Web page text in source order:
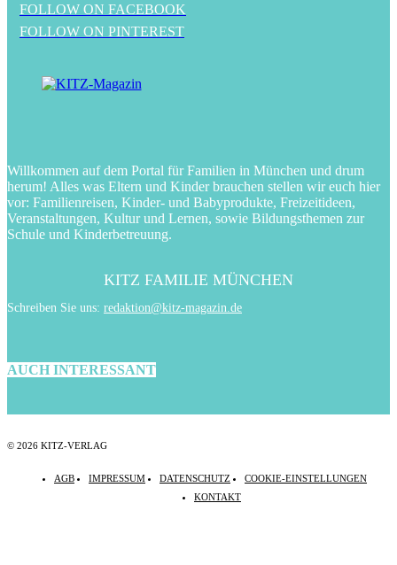
FOLLOW ON FACEBOOK
FOLLOW ON PINTEREST
Willkommen auf dem Portal für Familien in München und drum
herum! Alles was Eltern und Kinder brauchen stellen wir euch hier
vor: Familienreisen, Kinder- und Babyprodukte, Freizeitideen,
Veranstaltungen, Kultur und Lernen, sowie Bildungsthemen zur
Schule und Kinderbetreuung.
KITZ FAMILIE MÜNCHEN
Schreiben Sie uns: redaktion@kitz-magazin.de
AUCH INTERESSANT
© 2026 KITZ-VERLAG
AGB IMPRESSUM DATENSCHUTZ
COOKIE-EINSTELLUNGEN
KONTAKT